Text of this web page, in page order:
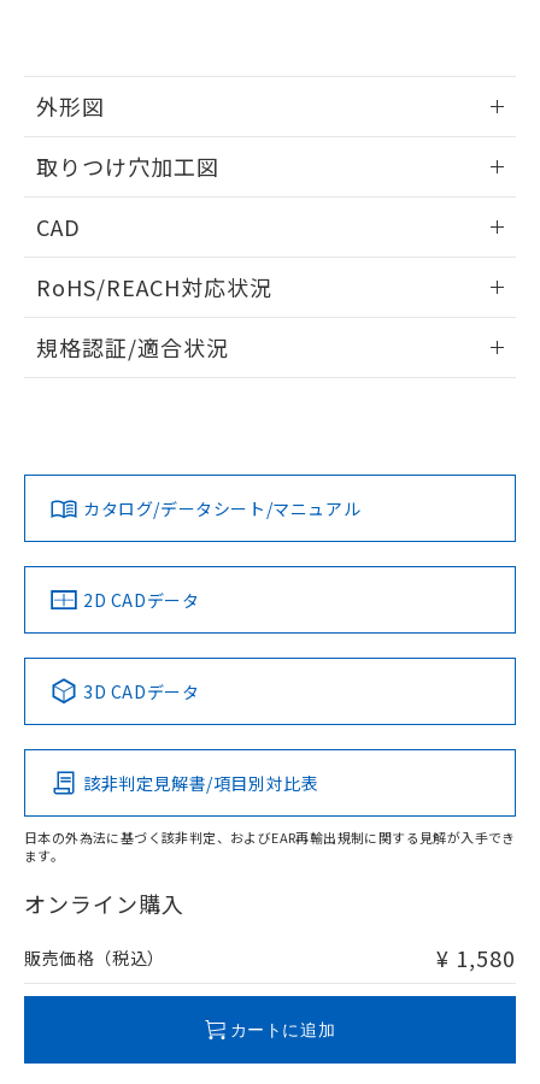
外形図
取りつけ穴加工図
CAD
ドすることができます。
ログイン/会員登録
ダウンロードデータをご利用いただく前に、以下を必ずお読
みください。
ソフトウェアの使用条件
RoHS/REACH対応状況
EU RoHS 注意事項・凡例
対応済み
中国 RoHS 注意事項・凡例
Pb Hg Cd Cr(VI)
O
在庫等で未対応品が混在する可能性があります。
問い合わせください。
規格認証/適合状況
LR型式承認
（イギリス
船舶規格）
DNV型式承認
（ノルウェー
BV型式承認
（フランス
KR型式
（韓国
No No No No
この製品の規格認証/適合状況ページへ
その他の認証はこちらのページからご検索ください
カタログ/データシート/マニュアル
2D CADデータ
3D CADデータ
該非判定見解書/項目別対比表
日本の外為法に基づく該非判定、およびEAR再輸出規制に関する見解が入手でき
ます。
オンライン購入
販売価格（税込） ¥ 1,580
カートに追加
品・サービスに関するお客様との取
の共同利用に関して"
用者の範囲」に記載されている法人を
EU RoHS指令（10物質）の非含有証明書
51物質の非含有証明書（当社基準）
※本証明書は発行日時点で非含有を証明す
物質の対応では、対応完了までの期間は出
荷製品に未対応品が混在することから備考
欄に対応日を記載しておりました。
既に当社にて対応品への在庫切替を完了